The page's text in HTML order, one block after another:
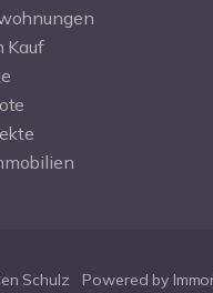
Kauf
Schulz Powered by